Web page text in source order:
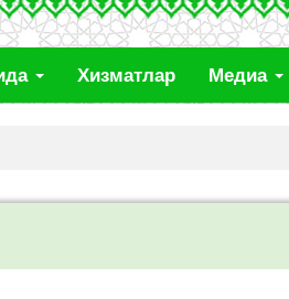
Хизматлар Медиа